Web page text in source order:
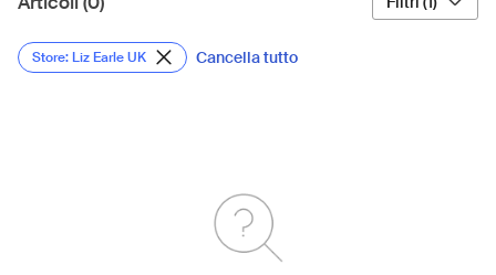
Store: Liz Earle UK Cancella tutto